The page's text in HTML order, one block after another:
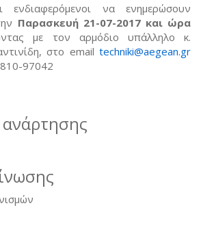
ενδιαφερόμενοι να ενημερώσουν
Παρασκευή 21-07-2017 και ώρα
με τον αρμόδιο υπάλληλο κ.
στο email techniki@aegean.gr
97042